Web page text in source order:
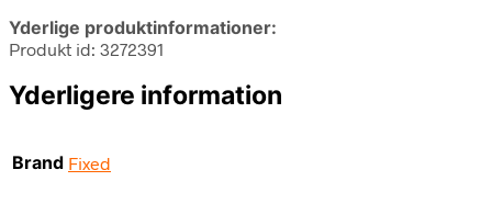
Yderlige produktinformationer:
Produkt id: 3272391
Yderligere information
Brand Fixed